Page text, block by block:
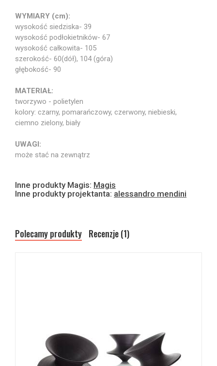
WYMIARY (cm):
wysokość siedziska- 39
wysokość podłokietników- 67
wysokość całkowita- 105
szerokość- 60(dół), 104 (góra)
głębokość- 90
MATERIAŁ:
tworzywo - polietylen
kolory: czarny, pomarańczowy, czerwony, niebieski,
ciemno zielony, biały
UWAGI:
może stać na zewnątrz
Inne produkty Magis: Magis
Inne produkty projektanta: alessandro mendini
Polecamy produkty Recenzje (1)